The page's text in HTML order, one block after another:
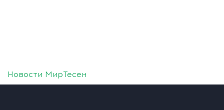
Новости МирТесен